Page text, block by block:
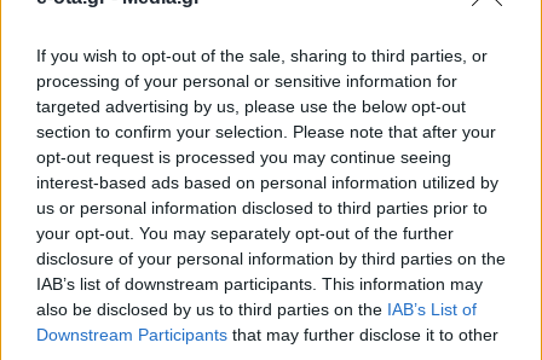
If you wish to opt-out of the sale, sharing to third parties, or
processing of your personal or sensitive information for
targeted advertising by us, please use the below opt-out
section to confirm your selection. Please note that after your
opt-out request is processed you may continue seeing
interest-based ads based on personal information utilized by
us or personal information disclosed to third parties prior to
your opt-out. You may separately opt-out of the further
disclosure of your personal information by third parties on the
IAB’s list of downstream participants. This information may
also be disclosed by us to third parties on the IAB’s List of
Downstream Participants that may further disclose it to other
Ξεκινούν στο Δήμο Άργους Μυκηνών τα μαθήματα
της Δημοτικής και Παιδικής Χορωδίας Νέας Κίου για
το 2025! Πρόβες Χορωδίας: • Δευτέρα: 8.30 μ.μ. •
Πέμπτη: 9.00 μ.μ. • Τοποθεσία: Πνευματικό Κέντρο
Νέας Κίου. Πρόβες Παιδικής Χορωδίας: • Δευτέρα:
7.00 μ.μ. • Τοποθεσία: Πνευματικό Κέντρο Νέας
Κίου. Μαέστρος: Γιάννης Νικολόπουλος
16.01.2025 - 12.58